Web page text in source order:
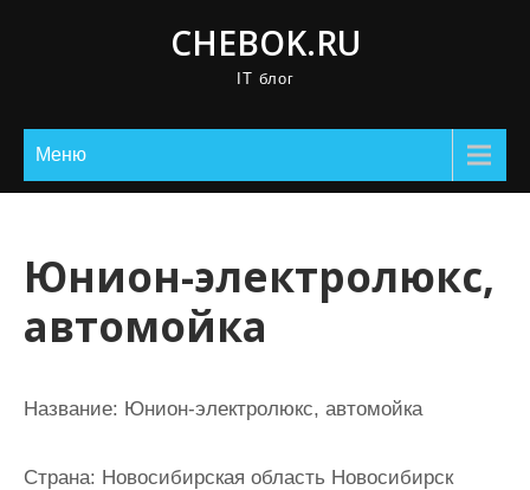
CHEBOK.RU
IT блог
Меню
Юнион-электролюкс,
автомойка
Название: Юнион-электролюкс, автомойка
Страна: Новосибирская область Новосибирск